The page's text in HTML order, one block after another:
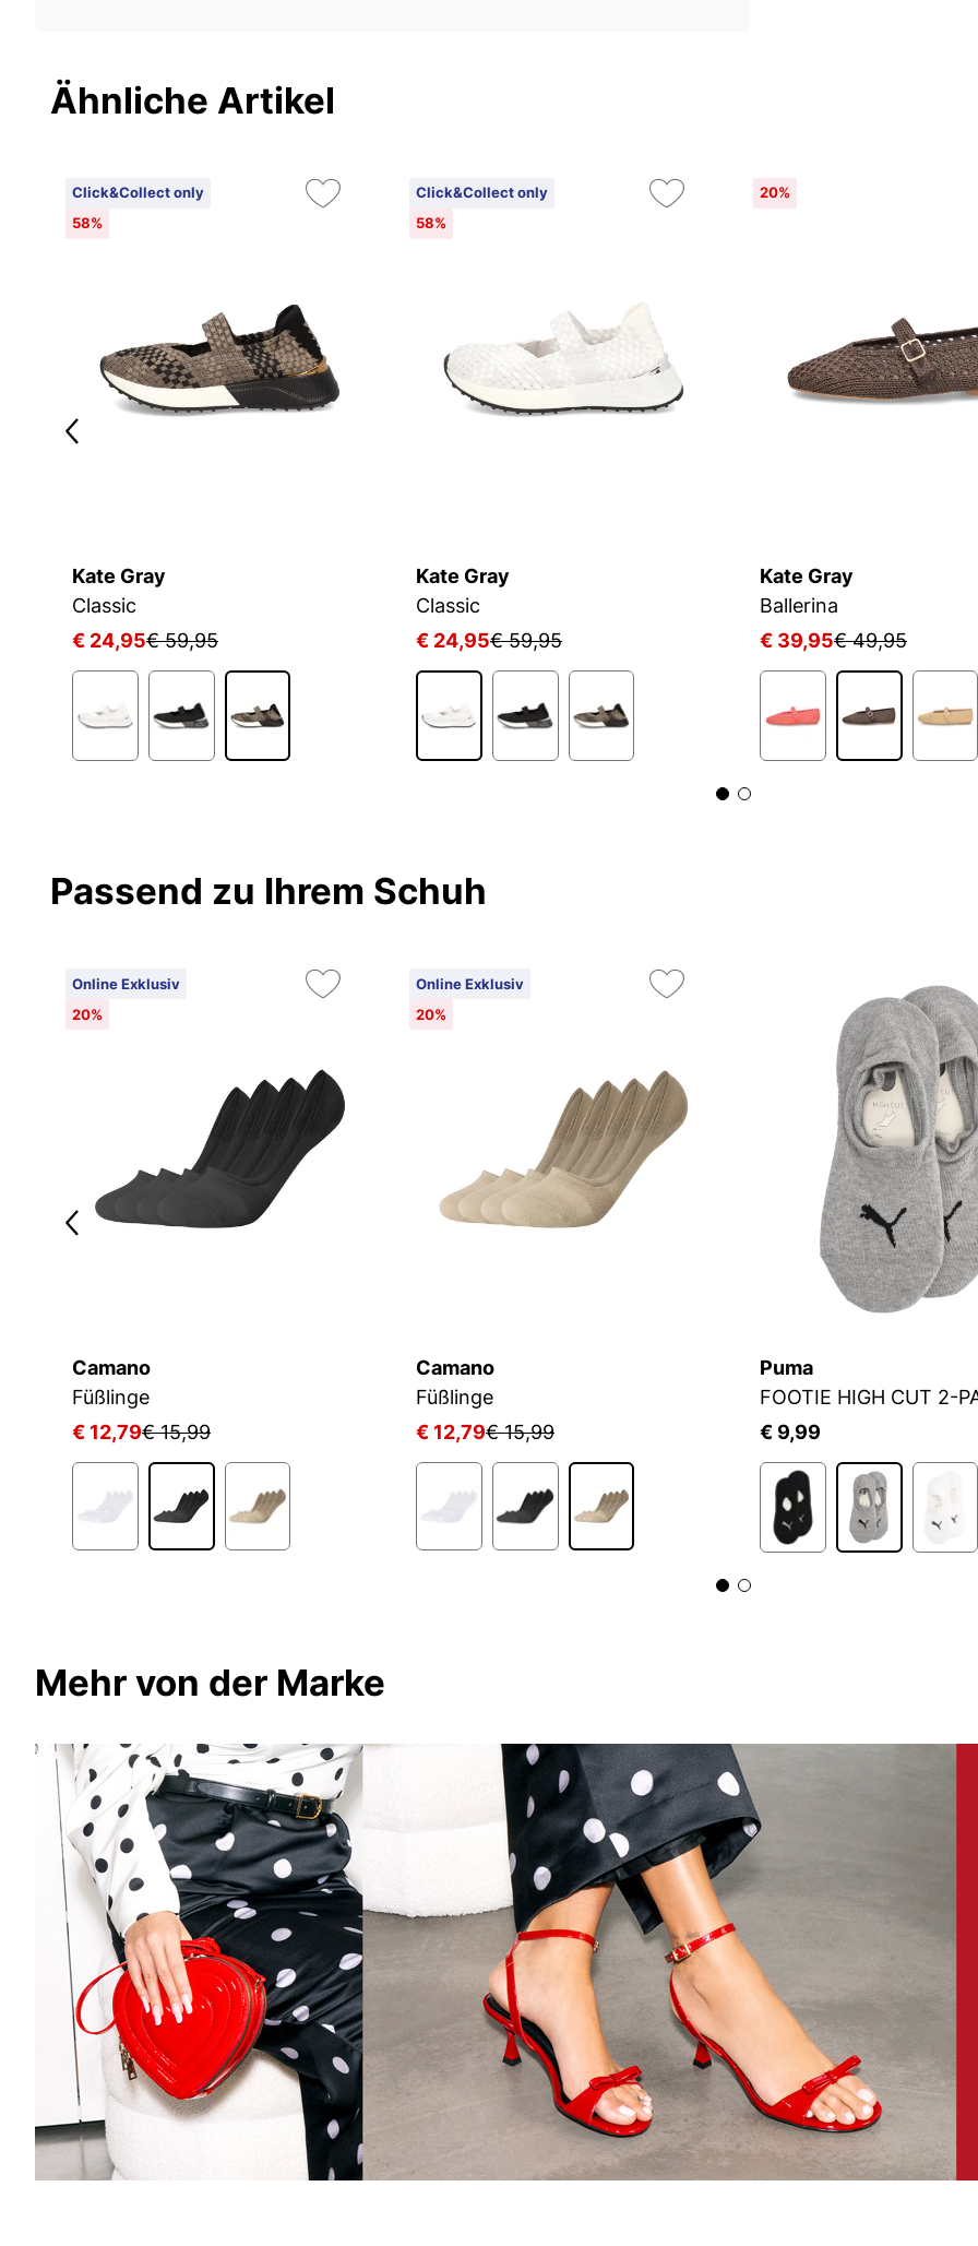
Ähnliche Artikel
Click&Collect only
58%
Kate Gray
Classic
€ 24,95€ 59,95
Click&Collect only
58%
Kate Gray
Classic
€ 24,95€ 59,95
20%
Kate Gray
Ballerina
€ 39,95€ 49,95
Passend zu Ihrem Schuh
Online Exklusiv
20%
Camano
Füßlinge
€ 12,79€ 15,99
Online Exklusiv
20%
Camano
Füßlinge
€ 12,79€ 15,99
Puma
FOOTIE HIGH CUT 2-
€ 9,99
Mehr von der Marke